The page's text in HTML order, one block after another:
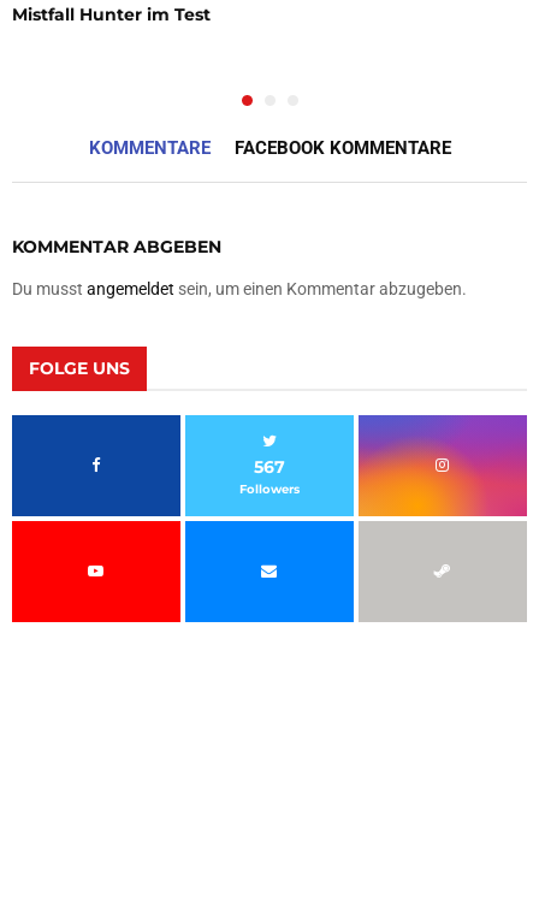
Mistfall Hunter im Test
KOMMENTARE FACEBOOK KOMMENTARE
KOMMENTAR ABGEBEN
Du musst angemeldet sein, um einen Kommentar abzugeben.
FOLGE UNS
567
Followers